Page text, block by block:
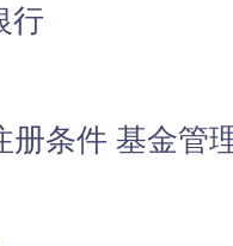
行
册条件 基金管